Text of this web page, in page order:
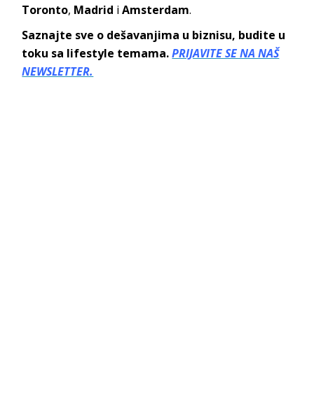
Toronto, Madrid iAmsterdam.
Saznajte sve o dešavanjima u biznisu, budite u
toku sa lifestyle temama.PRIJAVITE SE NA NAŠ
NEWSLETTER.